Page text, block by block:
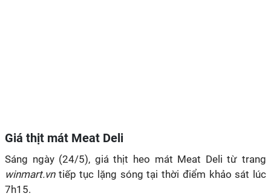
Giá thịt mát Meat Deli
Sáng ngày (24/5), giá thịt heo mát Meat Deli từ trang
winmart.vntiếp tục lặng sóng tại thời điểm khảo sát lúc
7h15.